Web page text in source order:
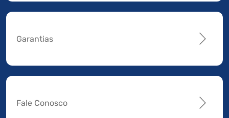
Garantias
Fale Conosco